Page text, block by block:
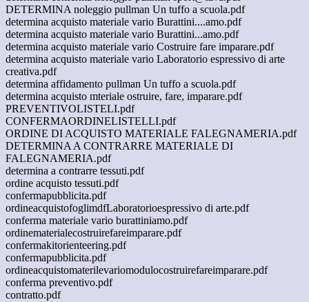
DETERMINA noleggio pullman Un tuffo a scuola.pdf
determina acquisto materiale vario Burattini....amo.pdf
determina acquisto materiale vario Burattini...amo.pdf
determina acquisto materiale vario Costruire fare imparare.pdf
determina acquisto materiale vario Laboratorio espressivo di arte
creativa.pdf
determina affidamento pullman Un tuffo a scuola.pdf
determina acquisto mteriale ostruire, fare, imparare.pdf
PREVENTIVOLISTELI.pdf
CONFERMAORDINELISTELLI.pdf
ORDINE DI ACQUISTO MATERIALE FALEGNAMERIA.pdf
DETERMINA A CONTRARRE MATERIALE DI
FALEGNAMERIA.pdf
determina a contrarre tessuti.pdf
ordine acquisto tessuti.pdf
confermapubblicita.pdf
ordineacquistofoglimdfLaboratorioespressivo di arte.pdf
conferma materiale vario burattiniamo.pdf
ordinematerialecostruirefareimparare.pdf
confermakitorienteering.pdf
confermapubblicita.pdf
ordineacquistomaterilevariomodulocostruirefareimparare.pdf
conferma preventivo.pdf
contratto.pdf